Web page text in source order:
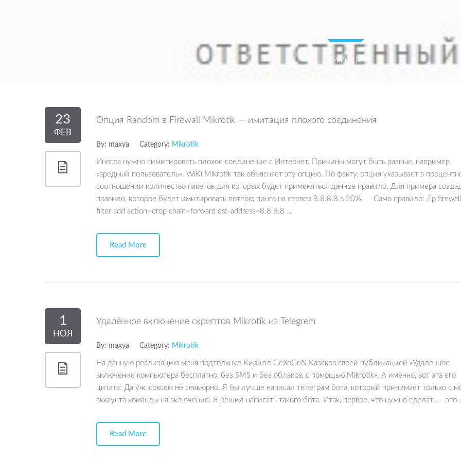
"Mikrotik"
23
ФЕВ
Опция Random в Firewall Mikrotik — имитация плохого соединения
By: maxya Category: Mikrotik
Иногда нужно симитировать плохое соединение с Интернет. Причины могут быть разные, например
«вредный пользователь». WiKi Mikrotik так объясняет эту опцию. По факту, опция указывает в
соотношении количество пакетов для которых будет применяться данное правило. Для примера
правило, которое будет имитировать потерю пинга на сервер 8.8.8.8 в 20%. Само правило: /ip firewall
filter add action=drop chain=forward dst-address=8.8.8.8 …
Read More
1
НОЯ
Удалённое включение скриптов Mikrotik из Telegrem
By: maxya Category: Mikrotik
На данную реализацию меня подтолкнул Кирилл GeXoGeN Казаков своей публикацией «Удалённое
включение компьютера бесплатно, без SMS и без облаков, с помощью Mikrotik». А именно, вот эта его
цитата: Да уж, совсем не секьюрно. Я бы лучше написал телеграм бота, который принимает только с
аккаунта команды на включение. Я решил написать такого бота. Итак, первое, что нужно сделать – это
Read More